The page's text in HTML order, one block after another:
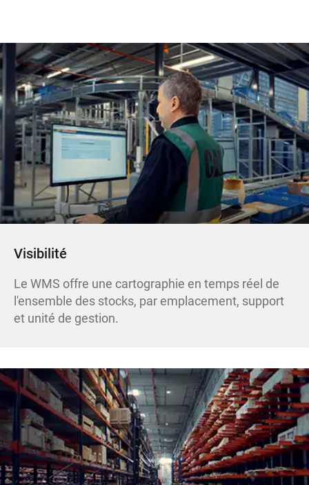
Visibilité
Le WMS offre une cartographie en temps réel de
l'ensemble des stocks, par emplacement, support
et unité de gestion.